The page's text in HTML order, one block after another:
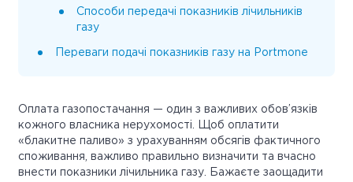
Способи передачі показників лічильників
газу
Переваги подачі показників газу на Portmone
Оплата газопостачання — один з важливих обов’язків
кожного власника нерухомості. Щоб оплатити
«блакитне паливо» з урахуванням обсягів фактичного
споживання, важливо правильно визначити та вчасно
внести показники лічильника газу. Бажаєте заощадити